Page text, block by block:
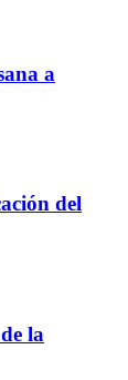
a
del
la